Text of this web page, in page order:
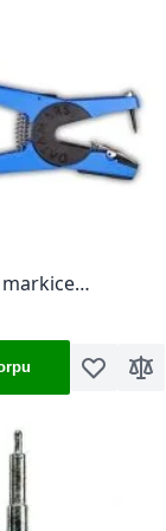
Dodaj u